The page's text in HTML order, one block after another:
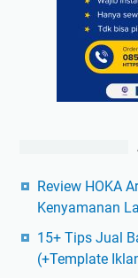
Review HOKA
Kenyamanan
15+ Tips Jual
(+Template